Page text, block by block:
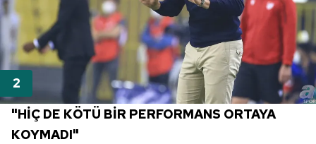
"HİÇ DE KÖTÜ BİR PERFORMANS ORTAYA
KOYMADI"